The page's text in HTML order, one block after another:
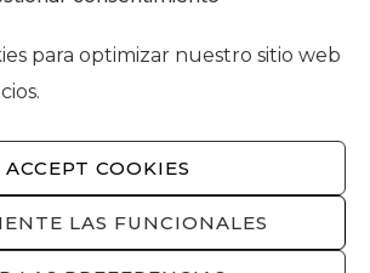
para optimizar nuestro sitio web
ACCEPT COOKIES
LAS FUNCIONALES
- Foment del Treball Nacional